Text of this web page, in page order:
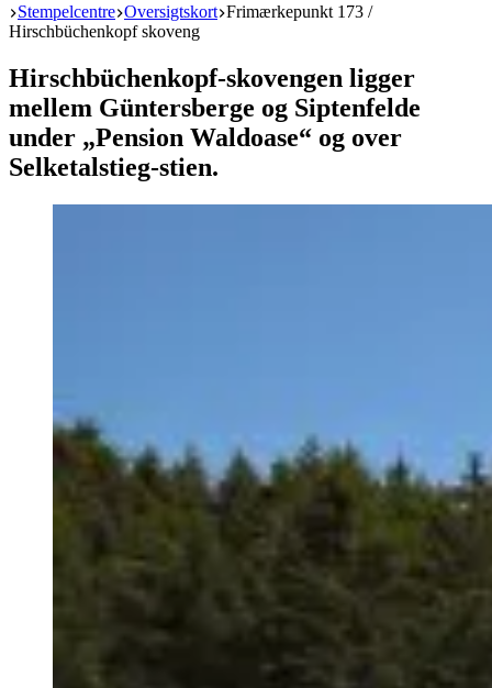
Start
Stempelcentre Oversigtskort Frimærkepunkt 173 /
Hirschbüchenkopf skoveng
Hirschbüchenkopf-skovengen ligger
mellem Güntersberge og Siptenfelde
under „Pension Waldoase“ og over
Selketalstieg-stien.